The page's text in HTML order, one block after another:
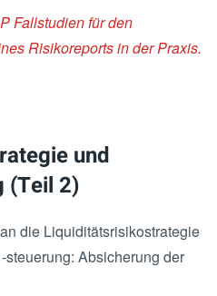
Fallstudien für den
Risikoreports in der Praxis.
und
(Teil 2)
die Liquiditätsrisikostrategie
Absicherung der